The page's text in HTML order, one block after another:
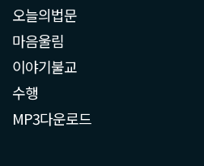
오늘의법문
마음울림
이야기불교
수행
MP3다운로드